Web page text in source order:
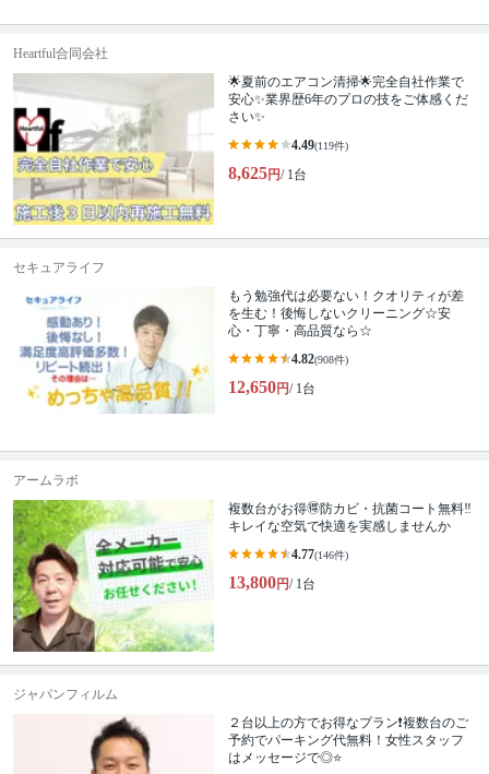
Heartful合同会社
🌟夏前のエアコン清掃🌟完全自社作業で
安心✨業界歴6年のプロの技をご体感くだ
さい✨
4.49(119件)
8,625円/ 1台
セキュアライフ
もう勉強代は必要ない！クオリティが差
を生む！後悔しないクリーニング☆安
心・丁寧・高品質なら☆
4.82(908件)
12,650円/ 1台
アームラボ
複数台がお得🉐防カビ・抗菌コート無料‼️
キレイな空気で快適を実感しませんか
4.77(146件)
13,800円/ 1台
ジャパンフィルム
２台以上の方でお得なプラン❗️複数台のご
予約でパーキング代無料！女性スタッフ
はメッセージで◎⭐️